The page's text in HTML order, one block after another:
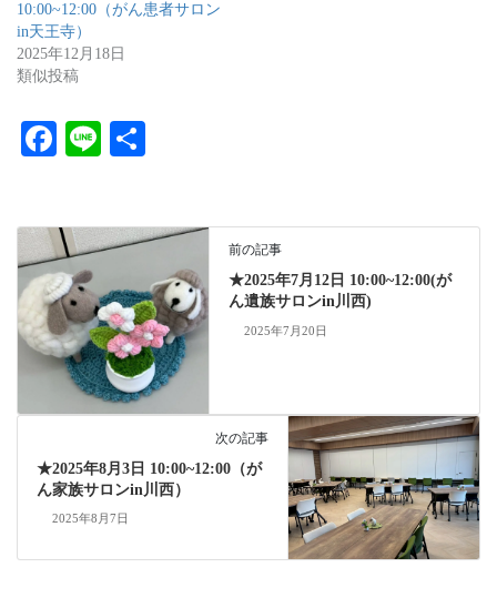
10:00~12:00（がん患者サロン
in天王寺）
2025年12月18日
類似投稿
Fa
ok
Li
前の記事
★2025年7月12日 10:00~12:00(が
ん遺族サロンin川西)
2025年7月20日
次の記事
★2025年8月3日 10:00~12:00（が
ん家族サロンin川西）
2025年8月7日